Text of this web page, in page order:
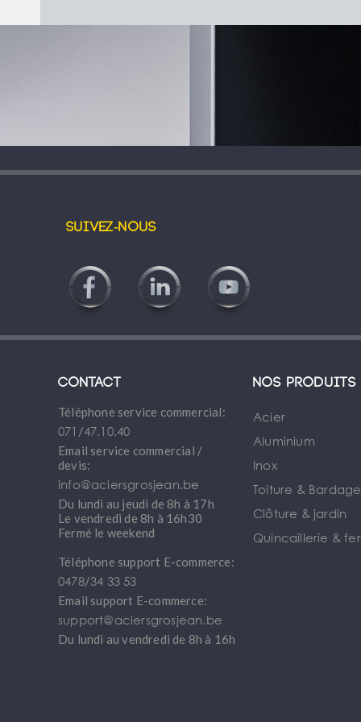
Suivez-nous
Contact
Téléphone service commercial:
071/47.10.40
Email service commercial /
devis:
info@aciersgrosjean.be
Du lundi au jeudi de 8h à 17h
Le vendredi de 8h à 16h30
Fermé le weekend
Téléphone support E-commerce:
0478/34 33 53
Email support E-commerce:
support@aciersgrosjean.be
Du lundi au vendredi de 8h à 16h
Nos produits
Acier
Aluminium
Inox
Toiture & Bardage
Clôture & jardin
Quincaillerie &